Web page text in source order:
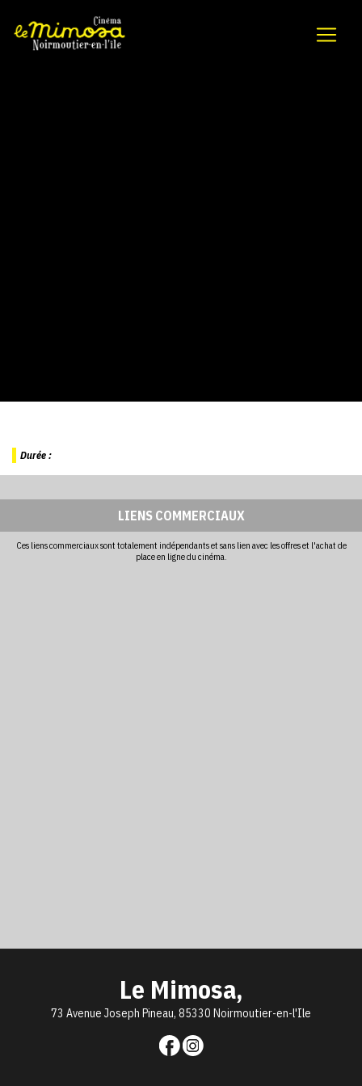
Durée :
LIENS COMMERCIAUX
Ces liens commerciaux sont totalement indépendants et sans lien avec les offres et l'achat de
place en ligne du cinéma.
Le Mimosa,
73 Avenue Joseph Pineau, 85330 Noirmoutier-en-l'Ile